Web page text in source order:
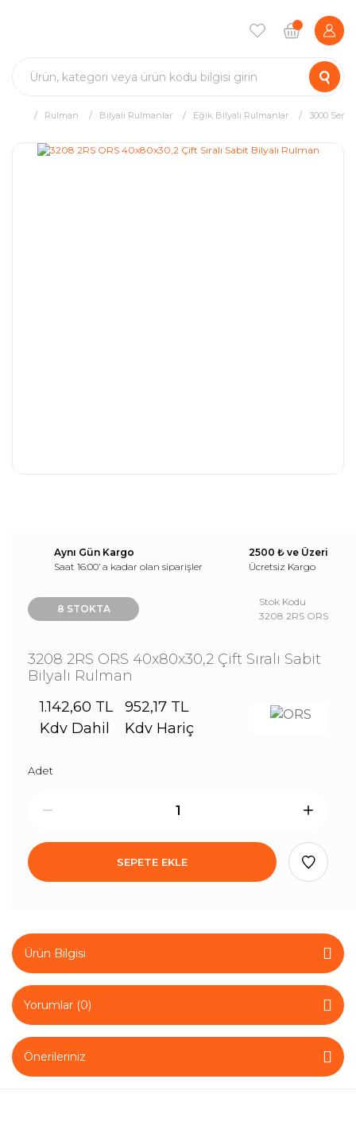
Rulman Bilyalı Rulmanlar Eğik Bilyalı Rulmanlar 3000
Aynı Gün Kargo
Saat 16:00’ a kadar olan siparişler
2500 ₺ ve Üzeri
Ücretsiz Kargo
8 STOKTA
Stok Kodu
3208 2RS ORS
3208 2RS ORS 40x80x30,2 Çift Sıralı Sabit
Bilyalı Rulman
1.142,60 TL
Kdv Dahil
952,17 TL
Kdv Hariç
Adet
SEPETE EKLE
Ürün Bilgisi
Yorumlar (0)
Önerileriniz